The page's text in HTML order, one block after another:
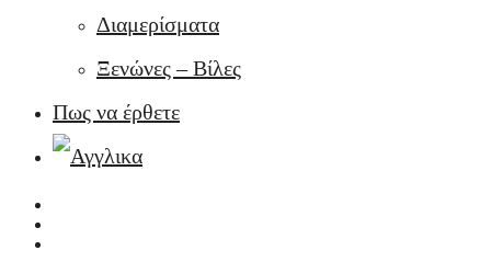
Διαμερίσματα
Ξενώνες – Βίλες
Πως να έρθετε